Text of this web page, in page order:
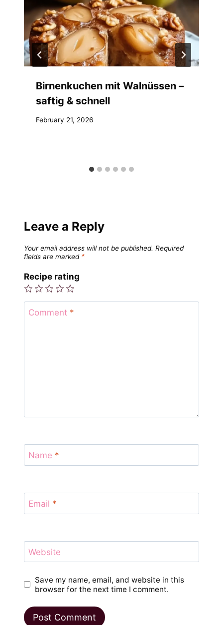
Birnenkuchen mit Walnüssen –
saftig & schnell
February 21, 2026
Leave a Reply
Your email address will not be published. Required
fields are marked *
Recipe rating
5
Stars
4
Stars
3
Stars
2
Stars
1
Star
Comment *
Name *
Email *
Website
Save my name, email, and website in this
browser for the next time I comment.